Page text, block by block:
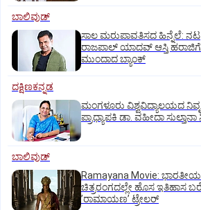
ಬಾಲಿವುಡ್‌
ಸಾಲ ಮರುಪಾವತಿಸದ ಹಿನ್ನೆಲೆ: ನಟ
ರಾಜಪಾಲ್ ಯಾದವ್‌ ಆಸ್ತಿ ಹರಾಜಿಗೆ
ಮುಂದಾದ ಬ್ಯಾಂಕ್
ದಕ್ಷಿಣಕನ್ನಡ
ಮಂಗಳೂರು ವಿಶ್ವವಿದ್ಯಾಲಯದ
ಪ್ರಾಧ್ಯಾಪಕಿ ಡಾ. ವಹೀದಾ
ಬಾಲಿವುಡ್‌
Ramayana Movie: ಭಾರತೀಯ
ಚಿತ್ರರಂಗದಲ್ಲೇ ಹೊಸ ಇತಿಹಾಸ
ʼರಾಮಾಯಣʼ ಟ್ರೇಲರ್